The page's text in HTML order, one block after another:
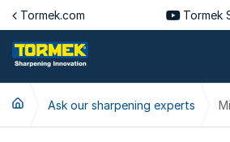
Jump to content
Tormek.com Tormek
Ask our sharpening experts